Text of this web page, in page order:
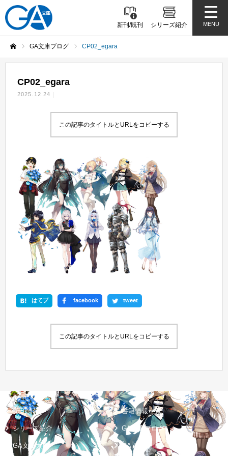
新刊/既刊 シリーズ紹介 MENU
GA文庫ブログ CP02_egara
CP02_egara
2025.12.24
この記事のタイトルとURLをコピーする
はてブ facebook tweet
この記事のタイトルとURLをコピーする
新刊情報 書籍情報一覧
シリーズ紹介 GA文庫ブログ
GA文庫大賞 GAノベル